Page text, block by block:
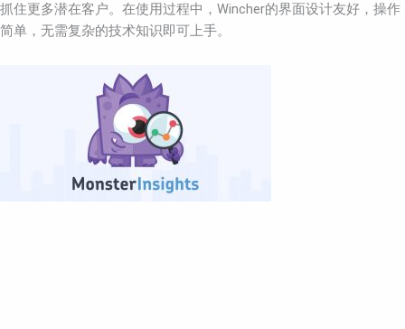
抓住更多潜在客户。在使用过程中，Wincher的界面设计友好，操作
简单，无需复杂的技术知识即可上手。